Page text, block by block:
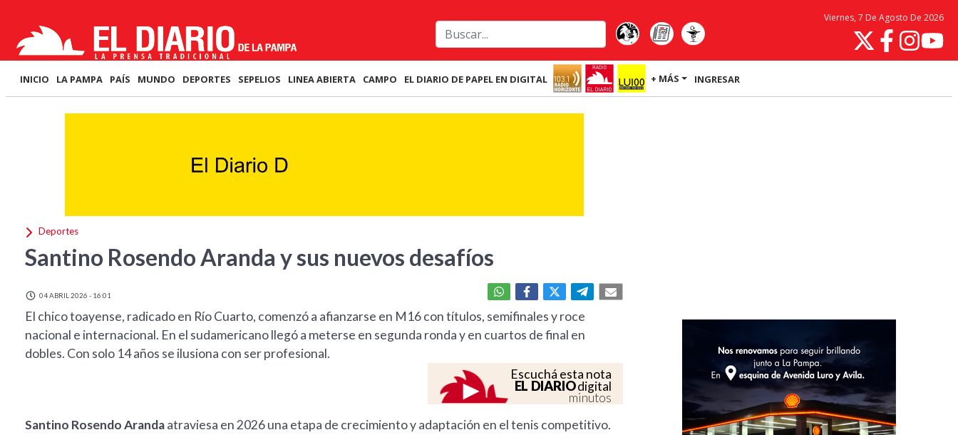
Viernes, 7 De Agosto De 2026
INICIO LA PAMPA PAÍS MUNDO DEPORTES SEPELIOS LINEA ABIERTA CAMPO EL DIARIO DE PAPEL EN DIGITAL + MÁS INGRESAR
Deportes
Santino Rosendo Aranda y sus nuevos desafíos
04 ABRIL 2026 - 16:01
El chico toayense, radicado en Río Cuarto, comenzó a afianzarse en M16 con títulos, semifinales y roce
nacional e internacional. En el sudamericano llegó a meterse en segunda ronda y en cuartos de final en
dobles. Con solo 14 años se ilusiona con ser profesional.
Escuchá esta nota
EL DIARIOdigital
minutos
Santino Rosendo Arandaatraviesa en 2026 una etapa de crecimiento y adaptación en el tenis competitivo.